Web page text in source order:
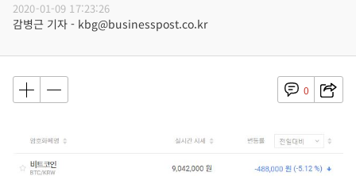
2020-01-09 17:23:26
감병근 기자 - kbg@businesspost.co.kr
0